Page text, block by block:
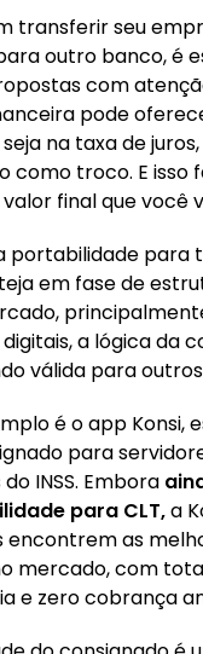
transferir seu
outro banco, é
com
pode
na taxa de
como troco. E isso
final que você
portabilidade para
em fase de
a lógica da
válida para
é o app Konsi,
para
INSS. Embora
para CLT,a
encontrem as
mercado, com
e zero cobrança